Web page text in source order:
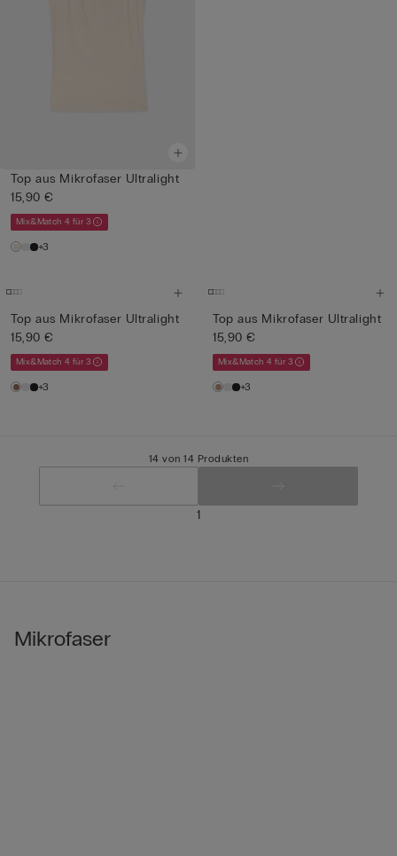
Top aus Mikrofaser Ultralight
15,90 €
Mix&Match 4 für 3
+3
Top aus Mikrofaser Ultralight
15,90 €
Mix&Match 4 für 3
+3
Top aus Mikrofaser Ultralight
15,90 €
Mix&Match 4 für 3
+3
14 von 14 Produkten
1
Mikrofaser